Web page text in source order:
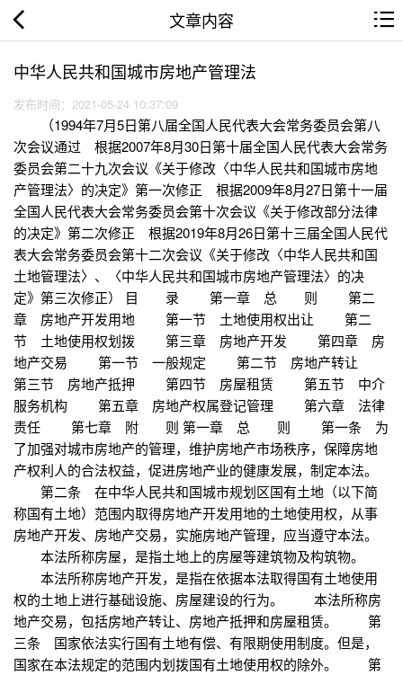
文章内容
中华人民共和国城市房地产管理法
发布时间：2021-05-24 10:37:09
（1994年7月5日第八届全国人民代表大会常务委员会第八
次会议通过 根据2007年8月30日第十届全国人民代表大会常务
委员会第二十九次会议《关于修改〈中华人民共和国城市房地
产管理法〉的决定》第一次修正 根据2009年8月27日第十一届
全国人民代表大会常务委员会第十次会议《关于修改部分法律
的决定》第二次修正 根据2019年8月26日第十三届全国人民代
表大会常务委员会第十二次会议《关于修改〈中华人民共和国
土地管理法〉、〈中华人民共和国城市房地产管理法〉的决
定》第三次修正） 目 录 第一章 总 则 第二
章 房地产开发用地 第一节 土地使用权出让 第二
节 土地使用权划拨 第三章 房地产开发 第四章 房
地产交易 第一节 一般规定 第二节 房地产转让
第三节 房地产抵押 第四节 房屋租赁 第五节 中介
服务机构 第五章 房地产权属登记管理 第六章 法律
责任 第七章 附 则 第一章 总 则 第一条 为
了加强对城市房地产的管理，维护房地产市场秩序，保障房地
产权利人的合法权益，促进房地产业的健康发展，制定本法。
第二条 在中华人民共和国城市规划区国有土地（以下简
称国有土地）范围内取得房地产开发用地的土地使用权，从事
房地产开发、房地产交易，实施房地产管理，应当遵守本法。
本法所称房屋，是指土地上的房屋等建筑物及构筑物。
本法所称房地产开发，是指在依据本法取得国有土地使用
权的土地上进行基础设施、房屋建设的行为。 本法所称房
地产交易，包括房地产转让、房地产抵押和房屋租赁。 第
三条 国家依法实行国有土地有偿、有限期使用制度。但是，
国家在本法规定的范围内划拨国有土地使用权的除外。 第